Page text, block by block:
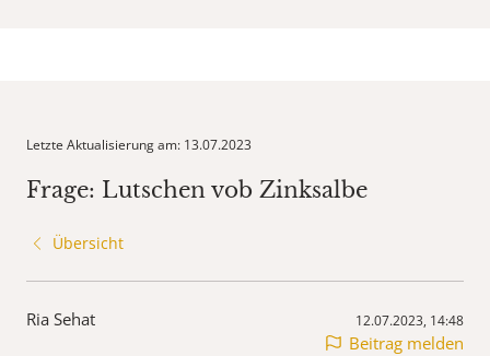
Letzte Aktualisierung am: 13.07.2023
Frage: Lutschen vob Zinksalbe
Übersicht
Ria Sehat 12.07.2023, 14:48
Beitrag melden